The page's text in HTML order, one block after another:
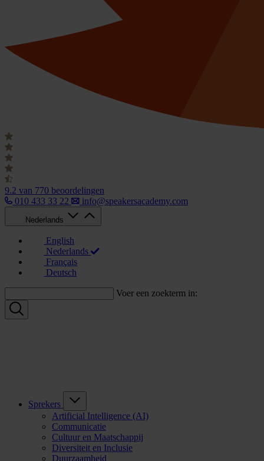
9.2 van 770 beoordelingen
010 433 33 22
info@speakersacademy.com
Nederlands
English
Nederlands
Français
Deutsch
Voer een zoekterm in:
Sprekers
Artificial Intelligence (AI)
Communicatie
Cultuur en Maatschappij
Diversiteit en Inclusie
Duurzaamheid